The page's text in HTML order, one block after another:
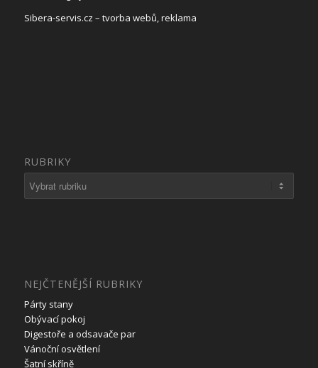
Sibera-servis.cz – tvorba webů, reklama
RUBRIKY
NEJČTENĚJŠÍ RUBRIKY
Párty stany
Obývací pokoj
Digestoře a odsavače par
Vánoční osvětlení
Šatní skříně